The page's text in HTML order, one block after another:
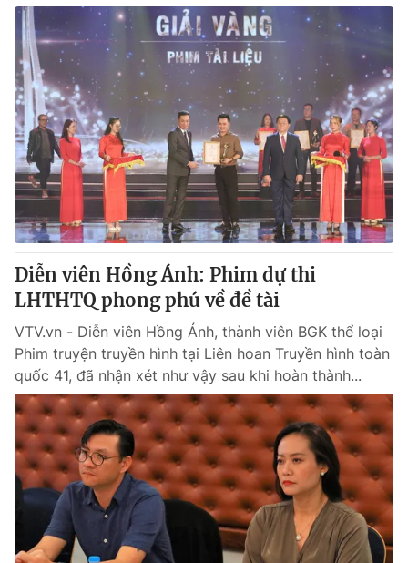
Diễn viên Hồng Ánh: Phim dự thi
LHTHTQ phong phú về đề tài
VTV.vn - Diễn viên Hồng Ánh, thành viên BGK thể loại
Phim truyện truyền hình tại Liên hoan Truyền hình toàn
quốc 41, đã nhận xét như vậy sau khi hoàn thành...